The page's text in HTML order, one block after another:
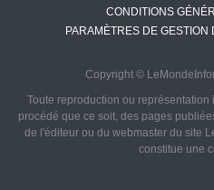
CONDITIONS
PARAMÈTRES DE GESTION
Copyright ©
Toute reproduction ou
procédé que ce soit, des pages
de l'éditeur ou du webmaster du site
constitue une